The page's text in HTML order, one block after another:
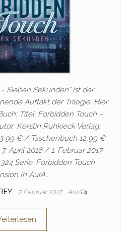
Sieben Sekunden“ ist der
Auftakt der Trilogie. Hier
Titel: Forbidden Touch –
Kerstin Ruhkieck Verlag:
€ / Taschenbuch 12,99 €
April 2016 / 1. Februar 2017
Serie: Forbidden Touch
In AurA…
7. Februar 2017 Aus